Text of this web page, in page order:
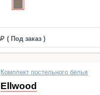
( Под заказ )
Комплект постельного белья
Ellwood